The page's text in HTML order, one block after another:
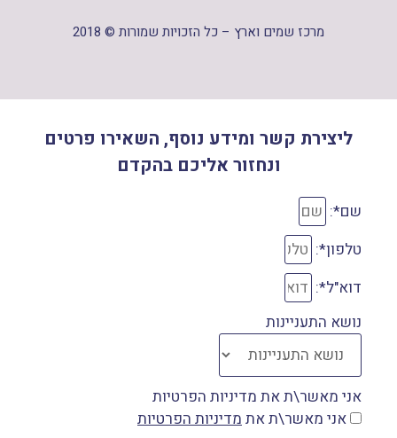
מרכז שמים וארץ – כל הזכויות שמורות © 2018
ליצירת קשר ומידע נוסף, השאירו פרטים
ונחזור אליכם בהקדם
שם*:
טלפון*:
דוא"ל*:
נושא התעניינות
אני מאשר\ת את מדיניות הפרטיות
אני מאשר\ת אתמדיניות הפרטיות